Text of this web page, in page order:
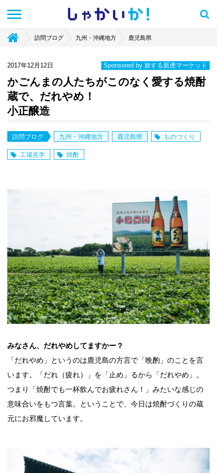
しゃかい か！
訪問ブログ 九州・沖縄地方 鹿児島県
2017年12月12日 Sponsored by 旅する新虎マーケット
かごんまの人たちがこのなく愛する焼酎
蔵で、だれやめ！
小正醸造
訪問ブログ 九州・沖縄地方 鹿児島県 ものづくり
工場見学 焼酎
みなさん、だれやめしてますかー？
「だれやめ」というのは鹿児島の方言で「晩酌」のことを言
います。「だれ（疲れ）」を「止め」るから「だれやめ」。
つまり「焼酎でも一杯飲んでお疲れさん！」みたいな感じの
意味合いをもつ言葉。ということで、今日は焼酎づくりの蔵
元にお邪魔しています。